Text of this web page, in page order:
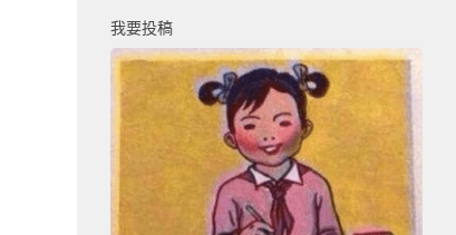
我要投稿